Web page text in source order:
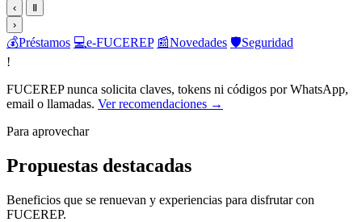
‹
Ⅱ
›
💰Préstamos 💻e-FUCEREP 📰Novedades 🛡️Seguridad
!
FUCEREP nunca solicita claves, tokens ni códigos por WhatsApp,
email o llamadas. Ver recomendaciones →
Para aprovechar
Propuestas destacadas
Beneficios que se renuevan y experiencias para disfrutar con
FUCEREP.